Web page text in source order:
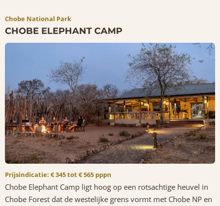
Chobe National Park
CHOBE ELEPHANT CAMP
Prijsindicatie: € 345 tot € 565 pppn
Chobe Elephant Camp ligt hoog op een rotsachtige heuvel in
Chobe Forest dat de westelijke grens vormt met Chobe NP en